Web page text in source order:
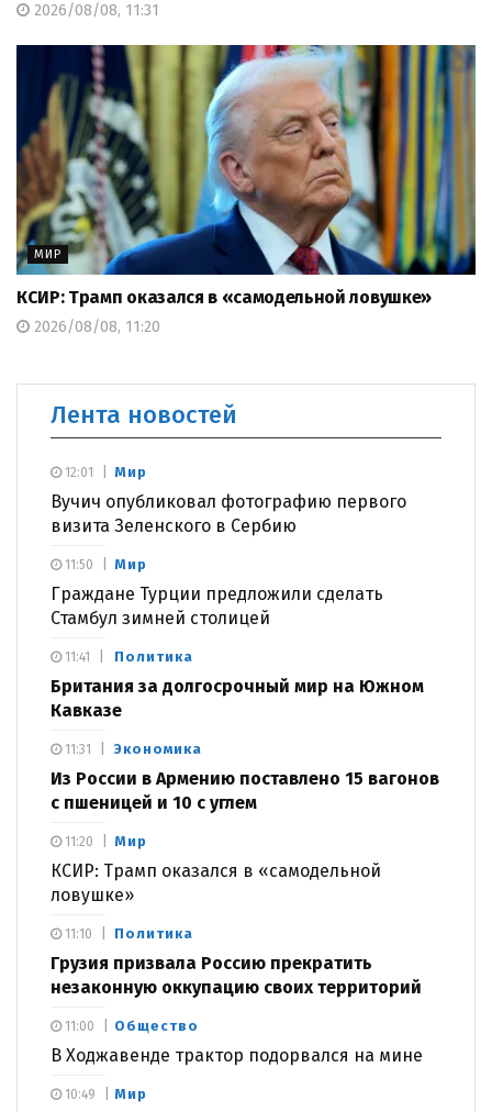
2026/08/08, 11:31
МИР
КСИР: Трамп оказался в «самодельной ловушке»
2026/08/08, 11:20
Лента новостей
Мир
Вучич опубликовал фотографию первого
визита Зеленского в Сербию
12:01
Мир
Граждане Турции предложили сделать
Стамбул зимней столицей
11:50
Политика
Британия за долгосрочный мир на Южном
Кавказе
11:41
Экономика
Из России в Армению поставлено 15 вагонов
с пшеницей и 10 с углем
11:31
Мир
КСИР: Трамп оказался в «самодельной
ловушке»
11:20
Политика
Грузия призвала Россию прекратить
незаконную оккупацию своих территорий
11:10
Общество
В Ходжавенде трактор подорвался на мине
11:00
Мир
10:49